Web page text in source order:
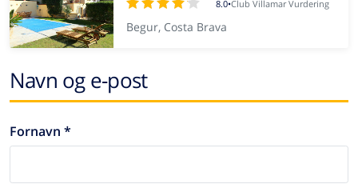
8.0•Club Villamar Vurdering
Begur, Costa Brava
Navn og e-post
Fornavn *